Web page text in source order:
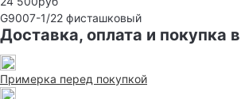
G9007-1/22 фисташковый
Доставка, оплата и покупка
Примерка перед покупкой